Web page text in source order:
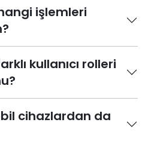
işlemleri
kullanıcı rolleri
cihazlardan da